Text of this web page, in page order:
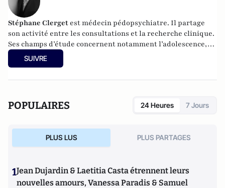
Stéphane Clerget est médecin pédopsychiatre. Il partage
son activité entre les consultations et la recherche clinique.
Ses champs d’étude concernent notamment l’adolescence,
les troubles émotionnels et les questions d’identité. Il a mis
en place à l’hôpital l’une des premières consultations d’aide
SUIVRE
POPULAIRES 24 Heures 7 Jours
PLUS LUS PLUS PARTAGES
1Jean Dujardin & Laetitia Casta étrennent leurs
nouvelles amours, Vanessa Paradis & Samuel